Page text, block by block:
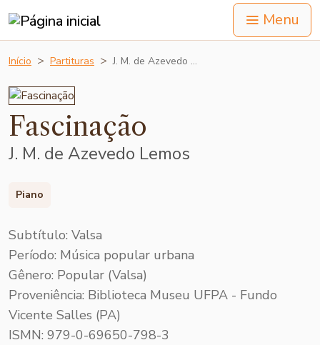
Menu
Início Partituras J. M. de Azevedo …
Fascinação
J. M. de Azevedo Lemos
Piano
Subtítulo: Valsa
Período: Música popular urbana
Gênero: Popular (Valsa)
Proveniência: Biblioteca Museu UFPA - Fundo
Vicente Salles (PA)
ISMN: 979-0-69650-798-3